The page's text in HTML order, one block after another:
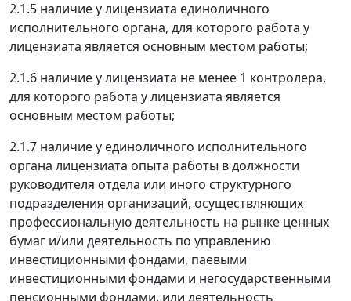
2.1.5 наличие у лицензиата единоличного
исполнительного органа, для которого работа у
лицензиата является основным местом работы;
2.1.6 наличие у лицензиата не менее 1 контролера,
для которого работа у лицензиата является
основным местом работы;
2.1.7 наличие у единоличного исполнительного
органа лицензиата опыта работы в должности
руководителя отдела или иного структурного
подразделения организаций, осуществляющих
профессиональную деятельность на рынке ценных
бумаг и/или деятельность по управлению
инвестиционными фондами, паевыми
инвестиционными фондами и негосударственными
пенсионными фондами, или деятельность